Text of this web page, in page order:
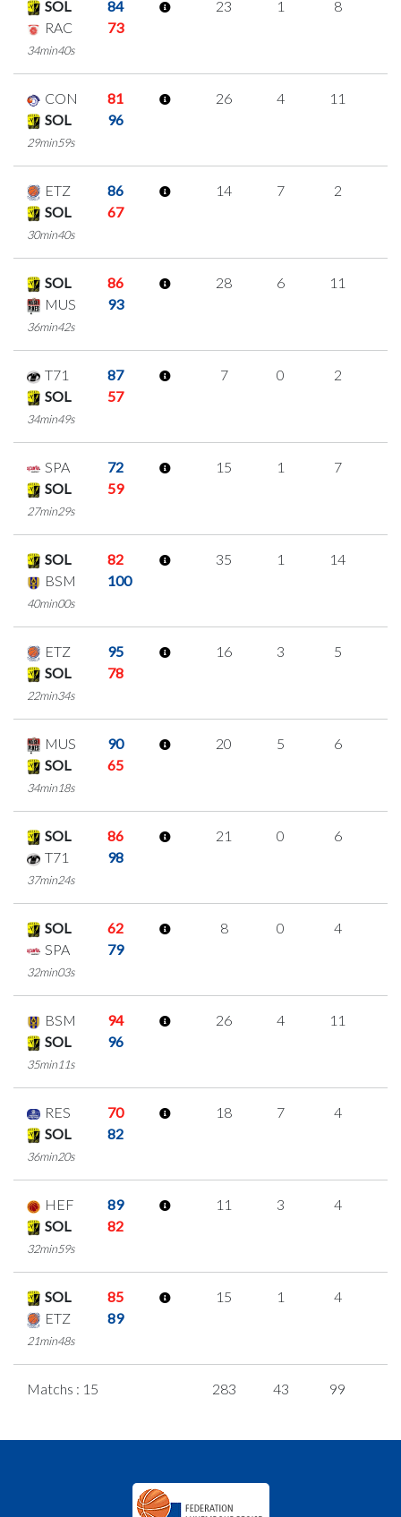
SOL
84
RAC
73
34min40s
23 1 8
CON
81
SOL
96
29min59s
26 4 11
ETZ
86
SOL
67
30min40s
14 7 2
SOL
86
MUS
93
36min42s
28 6 11
T71
87
SOL
57
34min49s
7 0 2
SPA
72
SOL
59
27min29s
15 1 7
SOL
82
BSM
100
40min00s
35 1 14
ETZ
95
SOL
78
22min34s
16 3 5
MUS
90
SOL
65
34min18s
20 5 6
SOL
86
T71
98
37min24s
21 0 6
SOL
62
SPA
79
32min03s
8 0 4
BSM
94
SOL
96
35min11s
26 4 11
RES
70
SOL
82
36min20s
18 7 4
HEF
89
SOL
82
32min59s
11 3 4
SOL
85
ETZ
89
21min48s
15 1 4
Matchs : 15 283 43 99